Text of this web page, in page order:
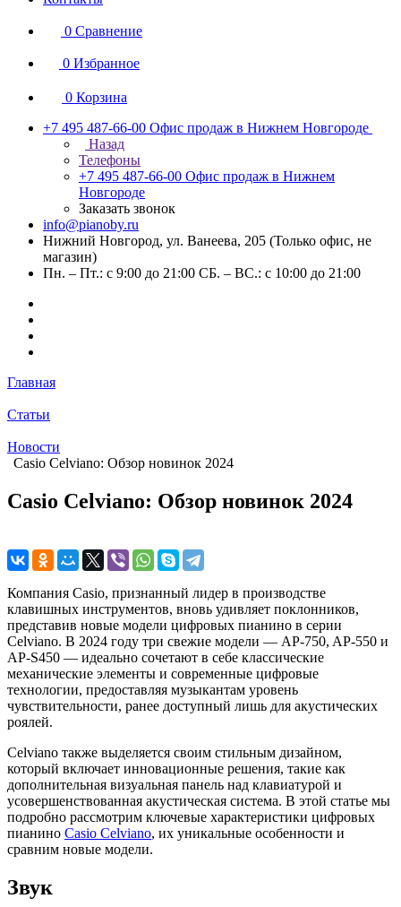
0 Сравнение
0 Избранное
0 Корзина
+7 495 487-66-00 Офис продаж в Нижнем Новгороде
Назад
Телефоны
+7 495 487-66-00 Офис продаж в Нижнем
Новгороде
Заказать звонок
info@pianoby.ru
Нижний Новгород, ул. Ванеева, 205 (Только офис, не
магазин)
Пн. – Пт.: с 9:00 до 21:00 СБ. – ВС.: с 10:00 до 21:00
Главная
Статьи
Новости
Casio Celviano: Обзор новинок 2024
Casio Celviano: Обзор новинок 2024
Компания Casio, признанный лидер в производстве
клавишных инструментов, вновь удивляет поклонников,
представив новые модели цифровых пианино в серии
Celviano. В 2024 году три свежие модели — AP-750, AP-550 и
AP-S450 — идеально сочетают в себе классические
механические элементы и современные цифровые
технологии, предоставляя музыкантам уровень
чувствительности, ранее доступный лишь для акустических
роялей.
Celviano также выделяется своим стильным дизайном,
который включает инновационные решения, такие как
дополнительная визуальная панель над клавиатурой и
усовершенствованная акустическая система. В этой статье мы
подробно рассмотрим ключевые характеристики цифровых
пианино Casio Celviano, их уникальные особенности и
сравним новые модели.
Звук